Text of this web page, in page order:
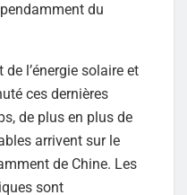
du
de l’énergie solaire et
ces dernières
de plus en plus de
arrivent sur le
de Chine. Les
sont